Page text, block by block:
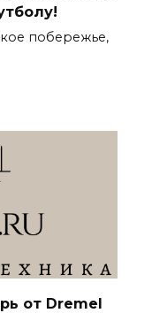
побережье,
от Dremel